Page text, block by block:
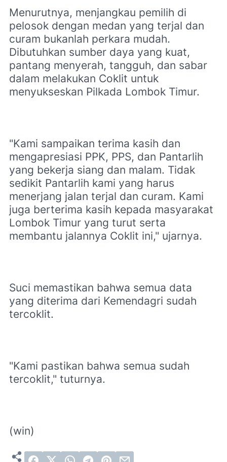
Menurutnya, menjangkau pemilih di
pelosok dengan medan yang terjal dan
curam bukanlah perkara mudah.
Dibutuhkan sumber daya yang kuat,
pantang menyerah, tangguh, dan sabar
dalam melakukan Coklit untuk
menyukseskan Pilkada Lombok Timur.
"Kami sampaikan terima kasih dan
mengapresiasi PPK, PPS, dan Pantarlih
yang bekerja siang dan malam. Tidak
sedikit Pantarlih kami yang harus
menerjang jalan terjal dan curam. Kami
juga berterima kasih kepada masyarakat
Lombok Timur yang turut serta
membantu jalannya Coklit ini," ujarnya.
Suci memastikan bahwa semua data
yang diterima dari Kemendagri sudah
tercoklit.
"Kami pastikan bahwa semua sudah
tercoklit," tuturnya.
(win)